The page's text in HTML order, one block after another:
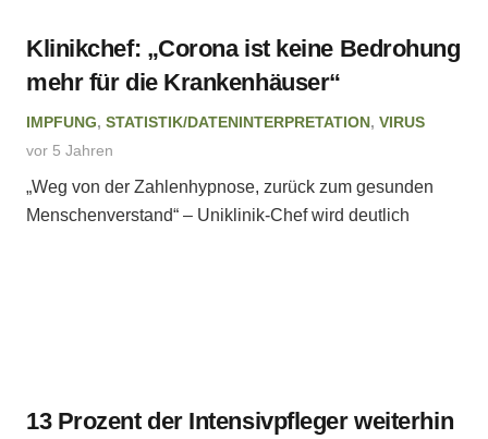
Klinikchef: „Corona ist keine Bedrohung
mehr für die Krankenhäuser“
IMPFUNG, STATISTIK/DATENINTERPRETATION, VIRUS
vor 5 Jahren
„Weg von der Zahlenhypnose, zurück zum gesunden
Menschenverstand“ – Uniklinik-Chef wird deutlich
13 Prozent der Intensivpfleger weiterhin